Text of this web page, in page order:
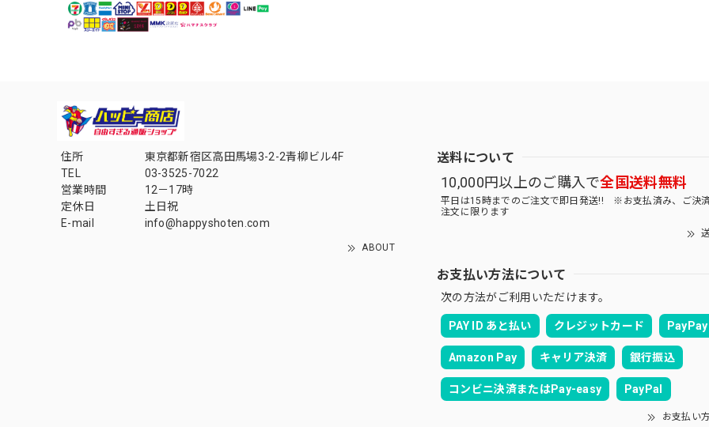
住所
東京都新宿区高田馬場3-2-2青柳ビル4F
TEL
03-3525-7022
営業時間
12－17時
定休日
土日祝
E-mail
info@happyshoten.com
ABOUT
送料について
10,000円以上のご購入で全国送料無料
平日は15時までのご注文で即日発送!! ※お支払済み、ご決
注文に限ります
お支払い方法について
次の方法がご利用いただけます。
PAY ID あと払い クレジットカード PayPay
Amazon Pay キャリア決済 銀行振込
コンビニ決済またはPay-easy PayPal
お支払い